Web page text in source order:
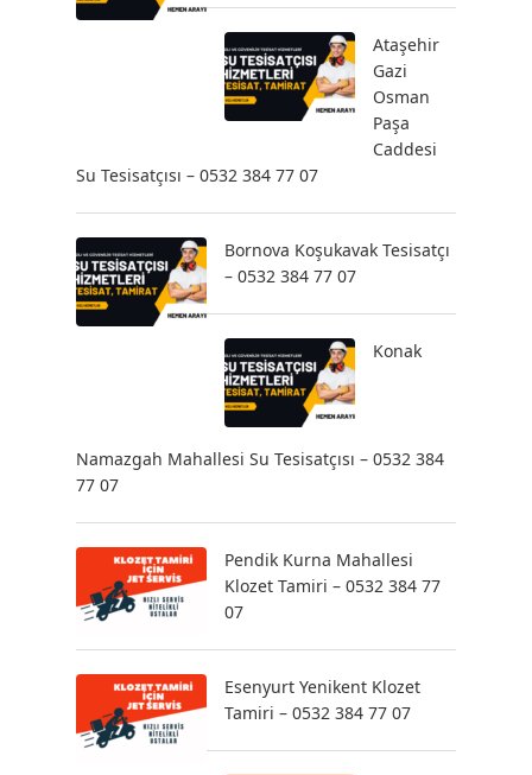
Ataşehir
Gazi
Osman
Paşa
Caddesi
Su Tesisatçısı – 0532 384 77 07
Bornova Koşukavak Tesisatçı
– 0532 384 77 07
Konak
Namazgah Mahallesi Su Tesisatçısı – 0532 384
77 07
Pendik Kurna Mahallesi
Klozet Tamiri – 0532 384 77
07
Esenyurt Yenikent Klozet
Tamiri – 0532 384 77 07